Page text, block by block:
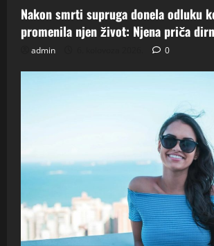
Nakon smrti supruga donela odluku
promenila njen život: Njena priča
admin 0